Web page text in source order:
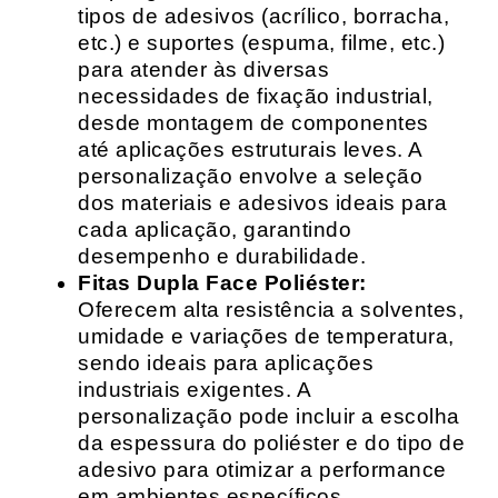
tipos de adesivos (acrílico, borracha,
etc.) e suportes (espuma, filme, etc.)
para atender às diversas
necessidades de fixação industrial,
desde montagem de componentes
até aplicações estruturais leves. A
personalização envolve a seleção
dos materiais e adesivos ideais para
cada aplicação, garantindo
desempenho e durabilidade.
Fitas Dupla Face Poliéster:
Oferecem alta resistência a solventes,
umidade e variações de temperatura,
sendo ideais para aplicações
industriais exigentes. A
personalização pode incluir a escolha
da espessura do poliéster e do tipo de
adesivo para otimizar a performance